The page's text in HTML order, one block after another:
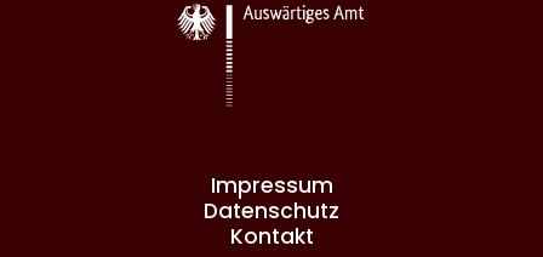
Impressum
Datenschutz
Kontakt